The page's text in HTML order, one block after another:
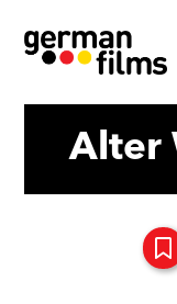
Alter